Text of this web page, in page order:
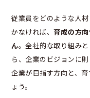
従業員をどのような人
かなければ、 育成の方
ん。全社的な取り組み
ら、企業のビジョンに
企業が目指す方向と、
ょう。